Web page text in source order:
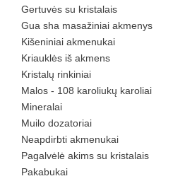
Gertuvės su kristalais
Gua sha masažiniai akmenys
Kišeniniai akmenukai
Kriauklės iš akmens
Kristalų rinkiniai
Malos - 108 karoliukų karoliai
Mineralai
Muilo dozatoriai
Neapdirbti akmenukai
Pagalvėlė akims su kristalais
Pakabukai